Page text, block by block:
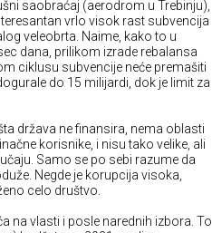
saobraćaj (aerodrom u Trebinju),
vrlo visok rast subvencija
veleobrta. Naime, kako to u
dana, prilikom izrade rebalansa
ciklusu subvencije neće premašiti
do 15 milijardi, dok je limit za
država ne finansira, nema oblasti
korisnike, i nisu tako velike, ali
Samo se po sebi razume da
Negde je korupcija visoka,
celo društvo.
na vlasti i posle narednih izbora. To